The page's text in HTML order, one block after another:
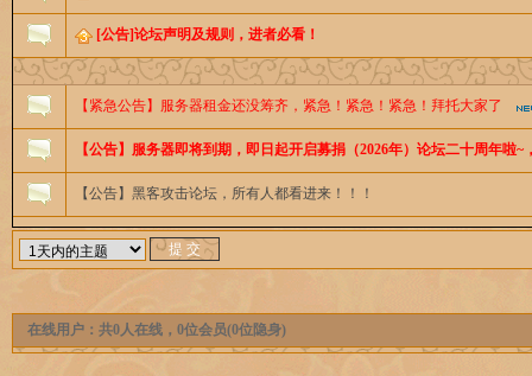
[公告]论坛声明及规则，进者必看！
【紧急公告】服务器租金还没筹齐，紧急！紧急！紧急！拜托大家了
【公告】服务器即将到期，即日起开启募捐（2026年）论坛二十周年啦~
【公告】黑客攻击论坛，所有人都看进来！！！
在线用户：共0人在线，0位会员(0位隐身)